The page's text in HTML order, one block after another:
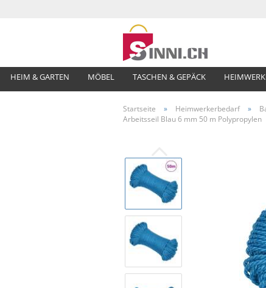
HEIM & GARTEN MÖBEL TASCHEN & GEPÄCK
Startseite » Heimwerkerbedarf »
Arbeitsseil Blau 6 mm 50 m Polypropylen